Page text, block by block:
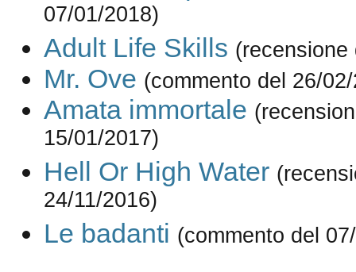
07/01/2018)
Adult Life Skills (recensione
Mr. Ove (commento del 26/
Amata immortale
15/01/2017)
Hell Or High Water
24/11/2016)
Le badanti (commento del